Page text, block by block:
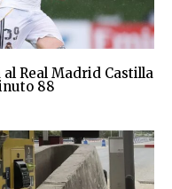
Real Madrid Castilla
88